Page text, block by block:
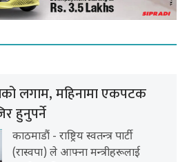
लगाम, महिनामा एकपटक
हुनुपर्ने
काठमाडौं - राष्ट्रिय स्वतन्त्र पार्टी
(रास्वपा) ले आफ्ना मन्त्रीहरूलाई